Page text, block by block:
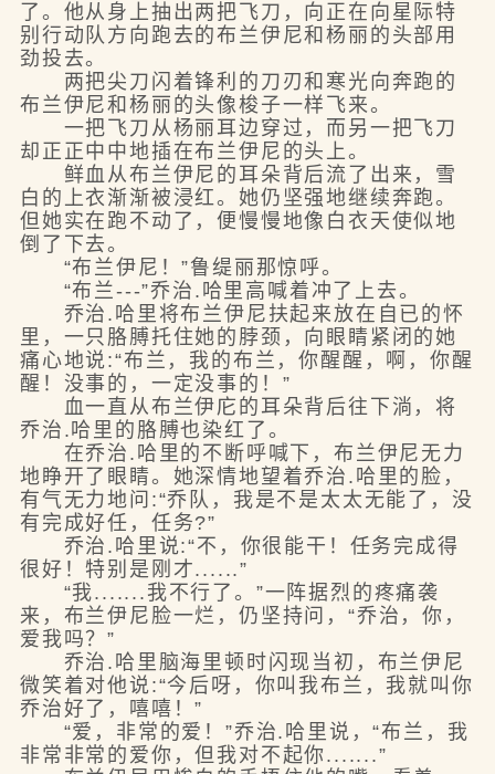
了。他从身上抽出两把飞刀，向正在向星际特
别行动队方向跑去的布兰伊尼和杨丽的头部用
劲投去。
两把尖刀闪着锋利的刀刃和寒光向奔跑的
布兰伊尼和杨丽的头像梭子一样飞来。
一把飞刀从杨丽耳边穿过，而另一把飞刀
却正正中中地插在布兰伊尼的头上。
鲜血从布兰伊尼的耳朵背后流了出来，雪
白的上衣渐渐被浸红。她仍坚强地继续奔跑。
但她实在跑不动了，便慢慢地像白衣天使似地
倒了下去。
“布兰伊尼！”鲁缇丽那惊呼。
“布兰---”乔治.哈里高喊着冲了上去。
乔治.哈里将布兰伊尼扶起来放在自已的怀
里，一只胳膊托住她的脖颈，向眼睛紧闭的她
痛心地说:“布兰，我的布兰，你醒醒，啊，你醒
醒！没事的，一定没事的！”
血一直从布兰伊庀的耳朵背后往下淌，将
乔治.哈里的胳膊也染红了。
在乔治.哈里的不断呼喊下，布兰伊尼无力
地睁开了眼睛。她深情地望着乔治.哈里的脸，
有气无力地问:“乔队，我是不是太太无能了，没
有完成好任，任务?”
乔治.哈里说:“不，你很能干！任务完成得
很好！特别是刚才......”
“我.......我不行了。”一阵据烈的疼痛袭
来，布兰伊尼脸一烂，仍坚持问，“乔治，你，
爱我吗？”
乔治.哈里脑海里顿时闪现当初，布兰伊尼
微笑着对他说:“今后呀，你叫我布兰，我就叫你
乔治好了，嘻嘻！”
“爱，非常的爱！”乔治.哈里说，“布兰，我
非常非常的爱你，但我对不起你.......”